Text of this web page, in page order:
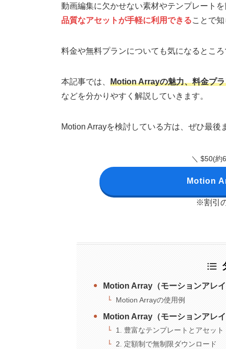
動画編集に欠かせない素材やテンプレート
品質なアセットが手軽に利用できることで知
料金や無料プランについても気になるところ
本記事では、 Motion Arrayの魅力、料金プ
などを分かりやすく解説していきます。
Motion Arrayを検討している方は、ぜひ最後
＼ $50(約
Motion
※割引
Motion Array（モーションアレ
Motion Arrayの使用例
Motion Array（モーションアレ
1. 豊富なテンプレートとアセット
2. 定額制で無制限ダウンロード